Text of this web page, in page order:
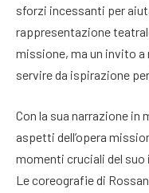
sforzi incessanti per
rappresentazione
missione, ma un invito
servire da ispirazione
Con la sua narrazione
aspetti dell’opera
momenti cruciali del
Le coreografie di